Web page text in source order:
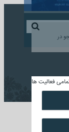
در
فعالیت ها